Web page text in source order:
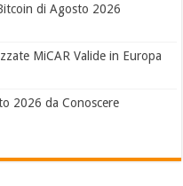
di Agosto 2026
MiCAR Valide in Europa
2026 da Conoscere